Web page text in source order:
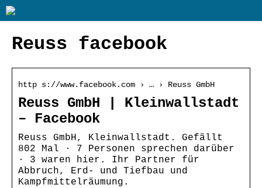
Reuss facebook
http s://www.facebook.com › … › Reuss GmbH
Reuss GmbH | Kleinwallstadt
– Facebook
Reuss GmbH, Kleinwallstadt. Gefällt
802 Mal · 7 Personen sprechen darüber
· 3 waren hier. Ihr Partner für
Abbruch, Erd- und Tiefbau und
Kampfmittelräumung.